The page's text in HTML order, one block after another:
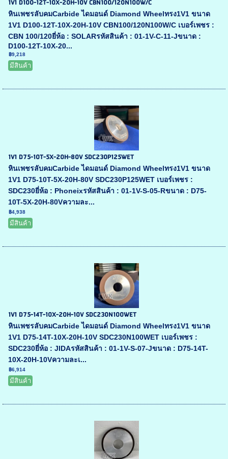
1V1 D100-12T-10X-20H-10V CBN100/120N100W/C
หินเพชรลับคมCarbide ไดมอนด์ Diamond Wheelทรง1V1 ขนาด
1V1 D100-12T-10X-20H-10V CBN100/120N100W/C เบอร์เพชร :
CBN 100/120ยี่ห้อ : SOLARรหัสสินค้า : 01-1V-C-11-Jขนาด :
D100-12T-10X-20...
฿9,218
มีสินค้า
1V1 D75-10T-5X-20H-80V SDC230P125WET
หินเพชรลับคมCarbide ไดมอนด์ Diamond Wheelทรง1V1 ขนาด
1V1 D75-10T-5X-20H-80V SDC230P125WET เบอร์เพชร :
SDC230ยี่ห้อ : Phoneixรหัสสินค้า : 01-1V-S-05-Rขนาด : D75-
10T-5X-20H-80Vความละ...
฿4,938
มีสินค้า
1V1 D75-14T-10X-20H-10V SDC230N100WET
หินเพชรลับคมCarbide ไดมอนด์ Diamond Wheelทรง1V1 ขนาด
1V1 D75-14T-10X-20H-10V SDC230N100WET เบอร์เพชร :
SDC230ยี่ห้อ : JIDAรหัสสินค้า : 01-1V-S-07-Jขนาด : D75-14T-
10X-20H-10Vความละเ...
฿6,914
มีสินค้า